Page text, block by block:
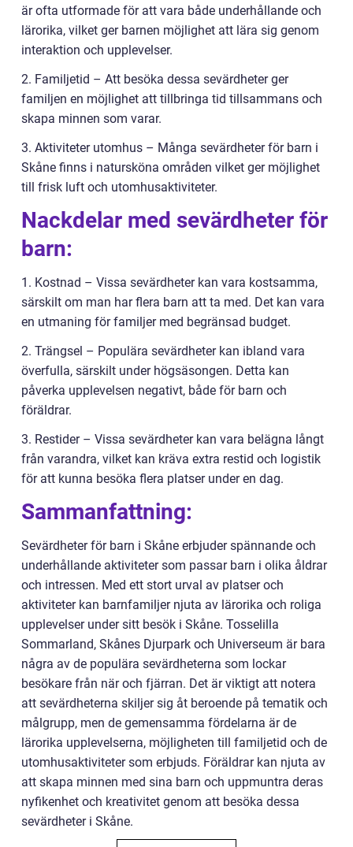
är ofta utformade för att vara både underhållande och
lärorika, vilket ger barnen möjlighet att lära sig genom
interaktion och upplevelser.
2. Familjetid – Att besöka dessa sevärdheter ger
familjen en möjlighet att tillbringa tid tillsammans och
skapa minnen som varar.
3. Aktiviteter utomhus – Många sevärdheter för barn i
Skåne finns i natursköna områden vilket ger möjlighet
till frisk luft och utomhusaktiviteter.
Nackdelar med sevärdheter för
barn:
1. Kostnad – Vissa sevärdheter kan vara kostsamma,
särskilt om man har flera barn att ta med. Det kan vara
en utmaning för familjer med begränsad budget.
2. Trängsel – Populära sevärdheter kan ibland vara
överfulla, särskilt under högsäsongen. Detta kan
påverka upplevelsen negativt, både för barn och
föräldrar.
3. Restider – Vissa sevärdheter kan vara belägna långt
från varandra, vilket kan kräva extra restid och logistik
för att kunna besöka flera platser under en dag.
Sammanfattning:
Sevärdheter för barn i Skåne erbjuder spännande och
underhållande aktiviteter som passar barn i olika åldrar
och intressen. Med ett stort urval av platser och
aktiviteter kan barnfamiljer njuta av lärorika och roliga
upplevelser under sitt besök i Skåne. Tosselilla
Sommarland, Skånes Djurpark och Universeum är bara
några av de populära sevärdheterna som lockar
besökare från när och fjärran. Det är viktigt att notera
att sevärdheterna skiljer sig åt beroende på tematik och
målgrupp, men de gemensamma fördelarna är de
lärorika upplevelserna, möjligheten till familjetid och de
utomhusaktiviteter som erbjuds. Föräldrar kan njuta av
att skapa minnen med sina barn och uppmuntra deras
nyfikenhet och kreativitet genom att besöka dessa
sevärdheter i Skåne.